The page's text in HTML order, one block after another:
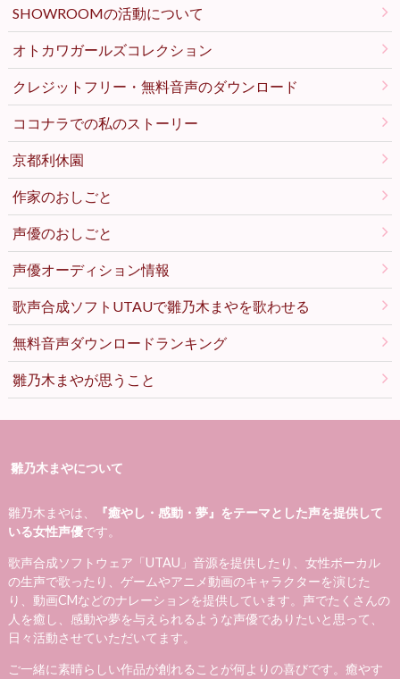
SHOWROOMの活動について
オトカワガールズコレクション
クレジットフリー・無料音声のダウンロード
ココナラでの私のストーリー
京都利休園
作家のおしごと
声優のおしごと
声優オーディション情報
歌声合成ソフトUTAUで雛乃木まやを歌わせる
無料音声ダウンロードランキング
雛乃木まやが思うこと
雛乃木まやについて
雛乃木まやは、
『癒やし・感動・夢』をテーマとした声を提供して
いる女性声優です。
歌声合成ソフトウェア「UTAU」音源を提供したり、女性ボーカル
の生声で歌ったり、ゲームやアニメ動画のキャラクターを演じた
り、動画CMなどのナレーションを提供しています。声でたくさんの
人を癒し、感動や夢を与えられるような声優でありたいと思って、
日々活動させていただいてます。
ご一緒に素晴らしい作品が創れることが何よりの喜びです。癒やす